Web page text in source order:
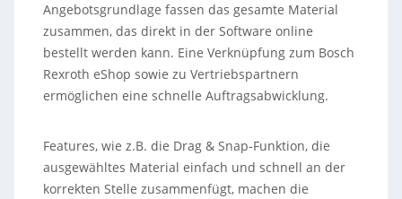
Angebotsgrundlage fassen das gesamte Material
zusammen, das direkt in der Software online
bestellt werden kann. Eine Verknüpfung zum Bosch
Rexroth eShop sowie zu Vertriebspartnern
ermöglichen eine schnelle Auftragsabwicklung.
Features, wie z.B. die Drag & Snap-Funktion, die
ausgewähltes Material einfach und schnell an der
korrekten Stelle zusammenfügt, machen die